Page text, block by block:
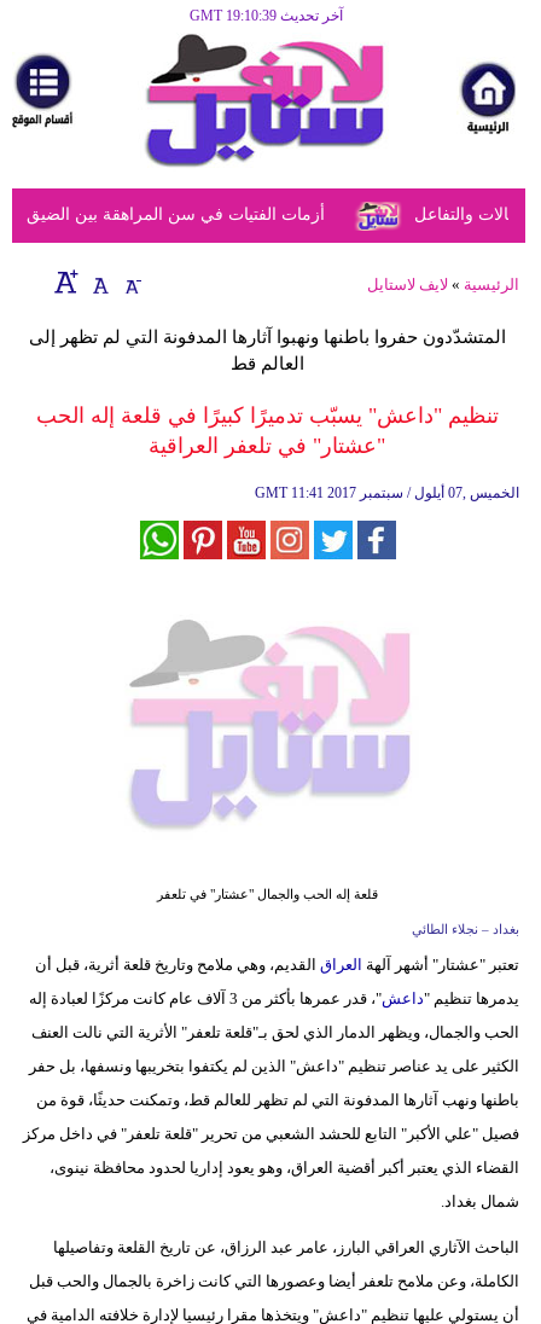
آخر تحديث GMT 19:10:39
مرأة
أزياء
أزياء
إسلامية
ديكور
سياحة
أزمات الفتيات في سن المراهقة بين الضيق والتفاعل
الرئيسية » لايف لاستايل
المتشدّدون حفروا باطنها ونهبوا آثارها المدفونة التي لم تظهر إلى
العالم قط
تنظيم "داعش" يسبّب تدميرًا كبيرًا في قلعة إله الحب
"عشتار" في تلعفر العراقية
GMT 11:41 2017 الخميس ,07 أيلول / سبتمبر
قلعة إله الحب والجمال "عشتار" في تلعفر
بغداد – نجلاء الطائي
تعتبر "عشتار" أشهر آلهة العراق القديم، وهي ملامح وتاريخ قلعة أثرية، قبل أن
يدمرها تنظيم "داعش
"، قدر عمرها بأكثر من 3 آلاف عام كانت مركزًا لعبادة إله
الحب والجمال، ويظهر الدمار الذي لحق بـ"قلعة تلعفر" الأثرية التي نالت العنف
الكثير على يد عناصر تنظيم "داعش" الذين لم يكتفوا بتخريبها ونسفها، بل حفر
باطنها ونهب آثارها المدفونة التي لم تظهر للعالم قط، وتمكنت حديثًا، قوة من
فصيل "علي الأكبر" التابع للحشد الشعبي من تحرير "قلعة تلعفر" في داخل مركز
القضاء الذي يعتبر أكبر أقضية العراق، وهو يعود إداريا لحدود محافظة نينوى،
شمال بغداد.
الباحث الآثاري العراقي البارز، عامر عبد الرزاق، عن تاريخ القلعة وتفاصيلها
الكاملة، وعن ملامح تلعفر أيضا وعصورها التي كانت زاخرة بالجمال والحب قبل
أن يستولي عليها تنظيم "داعش" ويتخذها مقرا رئيسيا لإدارة خلافته الدامية في